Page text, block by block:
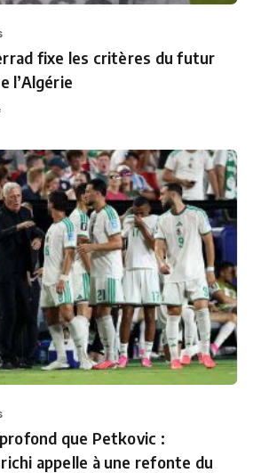
fixe les critères du futur
l’Algérie
que Petkovic :
appelle à une refonte du